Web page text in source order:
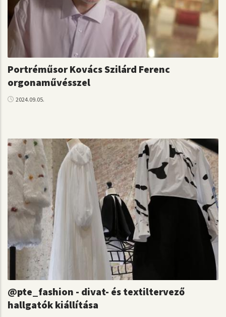
Portréműsor Kovács Szilárd Ferenc
orgonaművésszel
2024.09.05.
@pte_fashion - divat- és textiltervező
hallgatók kiállítása